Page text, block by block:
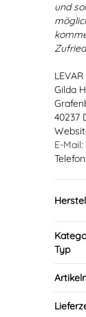
und
Gilda
40237
E-Mail:
Typ